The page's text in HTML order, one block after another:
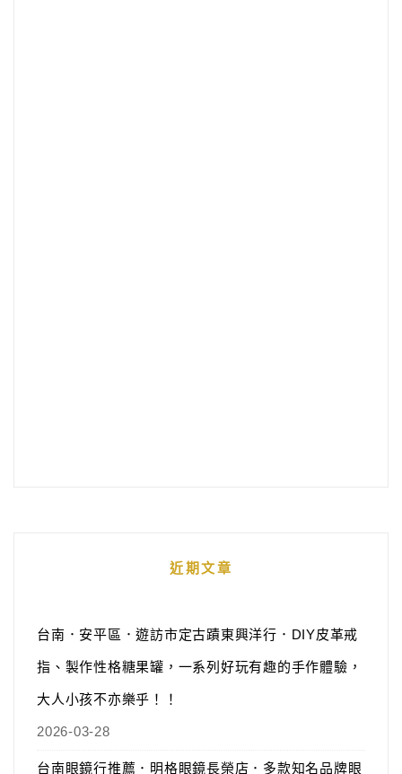
近期文章
台南．安平區．遊訪市定古蹟東興洋行．DIY皮革戒
指、製作性格糖果罐，一系列好玩有趣的手作體驗，
大人小孩不亦樂乎！！
2026-03-28
台南眼鏡行推薦．明格眼鏡長榮店．多款知名品牌眼